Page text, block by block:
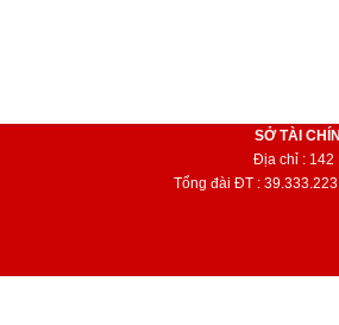
SỞ TÀI
Địa chỉ : 142
Tổng đài ĐT :